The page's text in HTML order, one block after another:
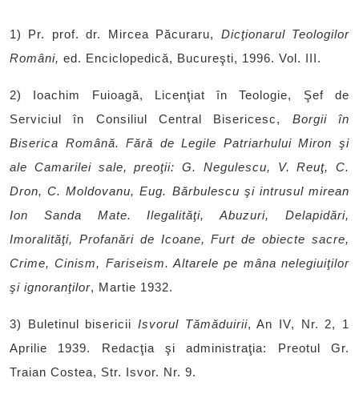
1) Pr. prof. dr. Mircea Păcuraru, Dicţionarul Teologilor
Români, ed. Enciclopedică, Bucureşti, 1996. Vol. III.
2) Ioachim Fuioagă, Licenţiat în Teologie, Şef de
Serviciul în Consiliul Central Bisericesc, Borgii în
Biserica Română. Fără de Legile Patriarhului Miron şi
ale Camarilei sale, preoţii: G. Negulescu, V. Reuţ, C.
Dron, C. Moldovanu, Eug. Bărbulescu şi intrusul mirean
Ion Sanda Mate. Ilegalităţi, Abuzuri, Delapidări,
Imoralităţi, Profanări de Icoane, Furt de obiecte sacre,
Crime, Cinism, Fariseism. Altarele pe mâna nelegiuiţilor
şi ignoranţilor, Martie 1932.
3) Buletinul bisericii Isvorul Tămăduirii, An IV, Nr. 2, 1
Aprilie 1939. Redacţia şi administraţia: Preotul Gr.
Traian Costea, Str. Isvor. Nr. 9.